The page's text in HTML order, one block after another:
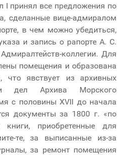
I принял все предложения по
сделанные вице-адмиралом
в чем можно убедиться,
и запись о рапорте А. С.
коллегии. Для
помещения и образована
что явствует из архивных
дел Архива Морского
с половины XVII до начала
документы за 1800 г. «по
приобретенные для
те, за выписанные из-за
за ремонт помещения